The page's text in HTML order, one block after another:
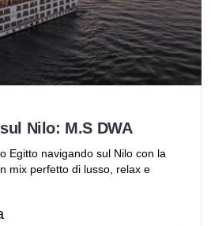
Nilo: M.S DWA
Egitto navigando sul Nilo con la
mix perfetto di lusso, relax e